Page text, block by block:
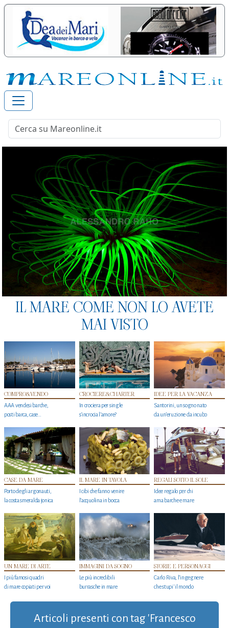
IL MARE COME NON LO AVETE
MAI VISTO
COMPRO&VENDO
AAA vendesi barche,
posti barca, case…
CROCIERE&CHARTER
In crociera per single
s'incrocia l’amore?
IDEE PER LA VACANZA
Santorini, un sogno nato
da un’eruzione da incubo
CASE DA MARE
Porto degli argonauti,
la costa smeralda jonica
IL MARE IN TAVOLA
I cibi che fanno venire
l’acquolina in bocca
REGALI SOTTO IL SOLE
Idee regalo per chi
ama barche e mare
UN MARE DI ARTE
I più famosi quadri
di mare copiati per voi
IMMAGINI DA SOGNO
Le più incredibili
burrasche in mare
STORIE E PERSONAGGI
Carlo Riva, l’ingegnere
che stupi' il mondo
Articoli presenti con tag 'Francesco